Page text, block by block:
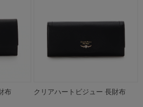
布
クリアハートビジュー 長財布